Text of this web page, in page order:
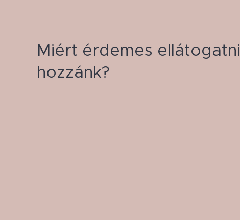
Miért érdemes ellátogatni
hozzánk?